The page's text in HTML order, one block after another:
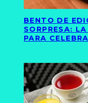
BENTO DE
SORPRESA:
PARA